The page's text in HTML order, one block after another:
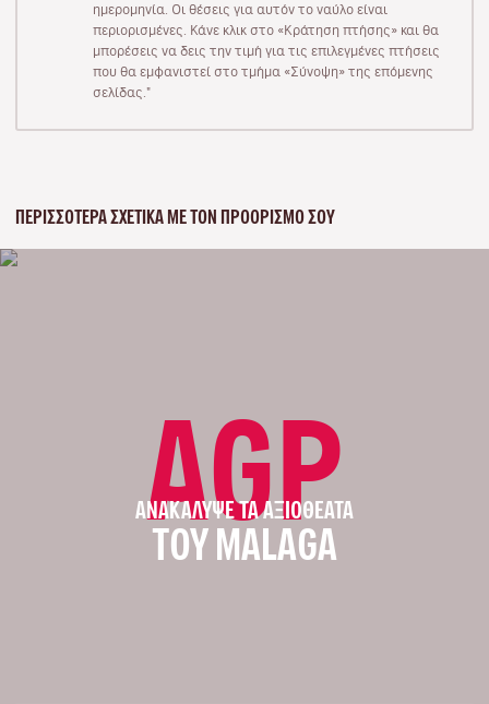
ημερομηνία. Οι θέσεις για αυτόν το ναύλο είναι
περιορισμένες. Κάνε κλικ στο «Κράτηση πτήσης» και θα
μπορέσεις να δεις την τιμή για τις επιλεγμένες πτήσεις
που θα εμφανιστεί στο τμήμα «Σύνοψη» της επόμενης
σελίδας."
ΠΕΡΙΣΣΌΤΕΡΑ ΣΧΕΤΙΚΆ ΜΕ ΤΟΝ ΠΡΟΟΡΙΣΜΌ ΣΟΥ
AGP
ΑΝΑΚΆΛΥΨΕ ΤΑ ΑΞΙΟΘΈΑΤΑ
ΤΟΥ MALAGA